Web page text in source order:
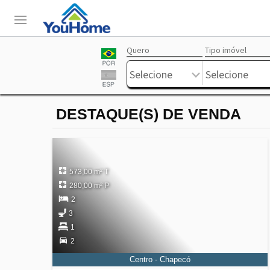
Livre
Quero Tipo imóvel
Selecione Selecione
DESTAQUE(S) DE VENDA
573,00 m² T
280,00 m² P
2
3
1
2
Centro - Chapecó